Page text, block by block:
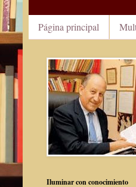
Página principal
Iluminar con conocimiento